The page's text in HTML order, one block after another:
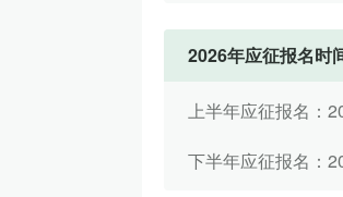
2026年应征报名时
上半年应征报名：
下半年应征报名：